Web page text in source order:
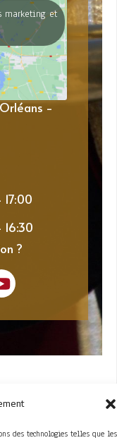
des technologies telles que les
marketing et
-
?